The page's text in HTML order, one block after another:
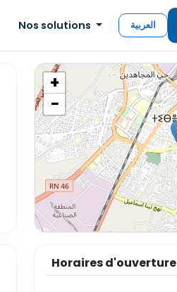
Nos solutions العربية
+
−
Horaires d'ouverture